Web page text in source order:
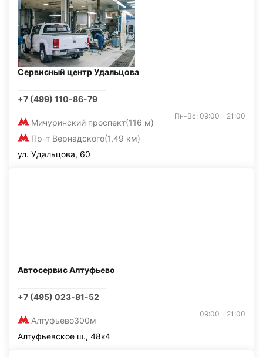
Сервисный центр Удальцова
+7 (499) 110-86-79
Мичуринский проспект(116 м)
Пр-т Вернадского(1,49 км)
Пн-Вс: 09:00 - 21:00
ул. Удальцова, 60
Автосервис Алтуфьево
+7 (495) 023-81-52
Алтуфьево300м
09:00 - 21:00
Алтуфьевское ш., 48к4